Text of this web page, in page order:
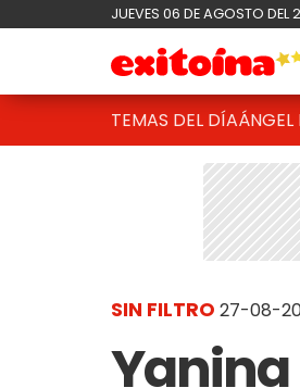
JUEVES 06 DE AGOSTO DEL
TEMAS DEL DÍAÁNGEL
SIN FILTRO 27-08-